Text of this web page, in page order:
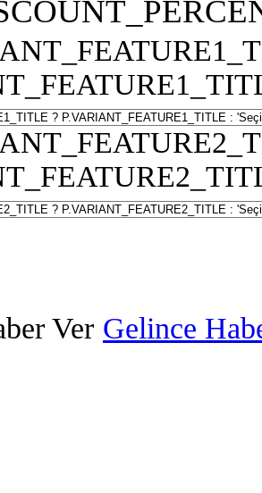
Ver Gelince